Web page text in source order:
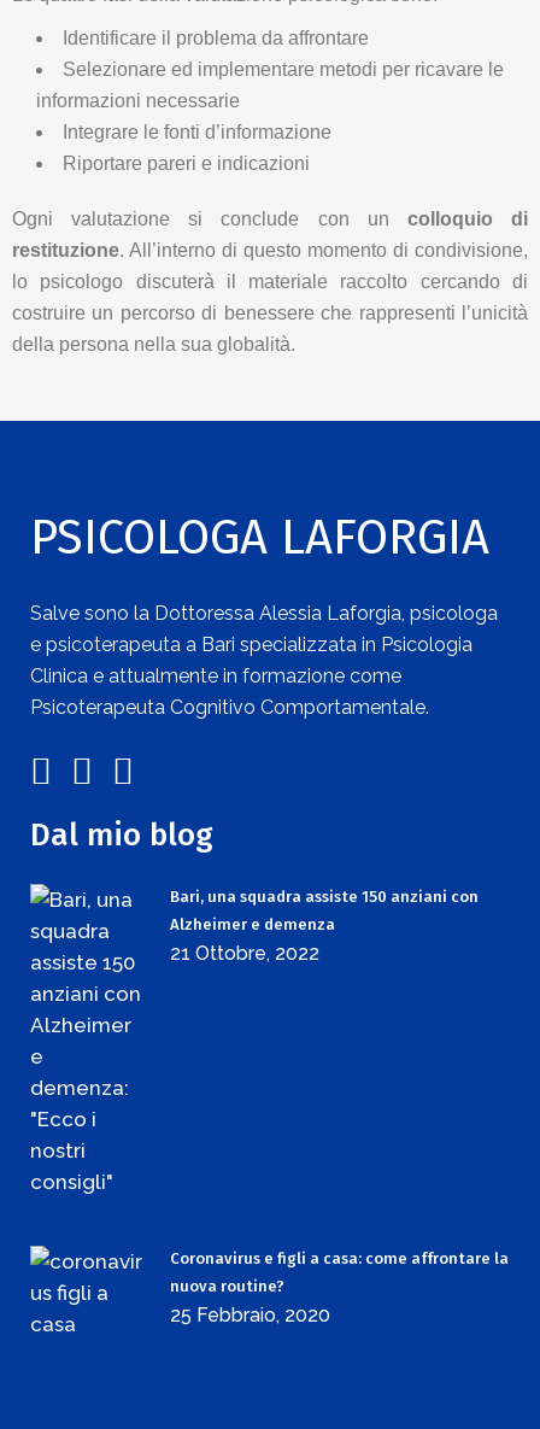
Identificare il problema da affrontare
Selezionare ed implementare metodi per ricavare le
informazioni necessarie
Integrare le fonti d’informazione
Riportare pareri e indicazioni
Ogni valutazione si conclude con un colloquio di
restituzione. All’interno di questo momento di condivisione,
lo psicologo discuterà il materiale raccolto cercando di
costruire un percorso di benessere che rappresenti l’unicità
della persona nella sua globalità.
PSICOLOGA LAFORGIA
Salve sono la Dottoressa Alessia Laforgia, psicologa
e psicoterapeuta a Bari specializzata in Psicologia
Clinica e attualmente in formazione come
Psicoterapeuta Cognitivo Comportamentale.
Dal mio blog
Bari, una squadra assiste 150 anziani con
Alzheimer e demenza
21 Ottobre, 2022
Coronavirus e figli a casa: come affrontare la
nuova routine?
25 Febbraio, 2020